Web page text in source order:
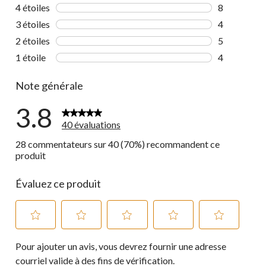
4 étoiles étoiles
8
3 étoiles étoiles
4
2 étoiles étoiles
5
1 étoile étoiles
4
Note générale
3.8
40 évaluations
28 commentateurs sur 40 (70%) recommandent ce
produit
Évaluez ce produit
pour
évaluer
pour
évaluer
pour
évaluer
pour
évaluer
pour
Pour ajouter un avis, vous devrez fournir une adresse
courriel valide à des fins de vérification.